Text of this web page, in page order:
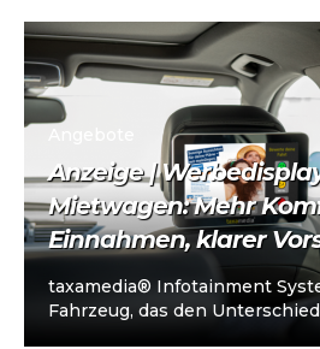
Anzeige |
Mietwagen: Mehr
Einnahmen, klarer
taxamedia® Infotainment
Fahrzeug, das den